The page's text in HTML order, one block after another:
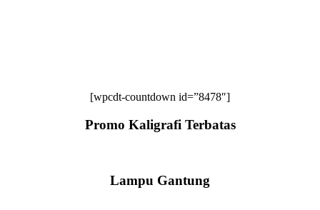
[wpcdt-countdown id=”8478″]
Promo Kaligrafi Terbatas
Lampu Gantung